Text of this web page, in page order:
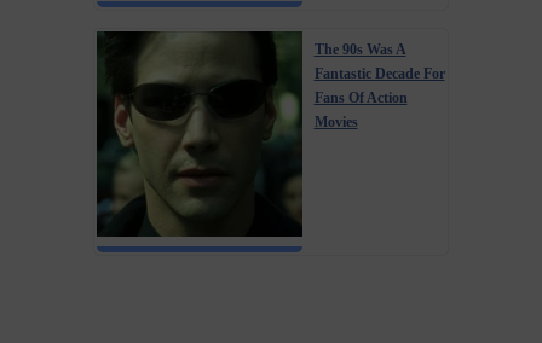
The 90s Was A
Fantastic Decade For
Fans Of Action
Movies